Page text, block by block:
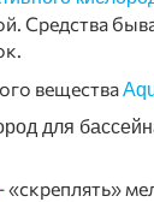
Средства
вещества
«скреплять»